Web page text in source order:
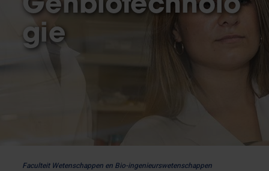
Genbiotechnolo
gie
Faculteit Wetenschappen en Bio-ingenieurswetenschappen